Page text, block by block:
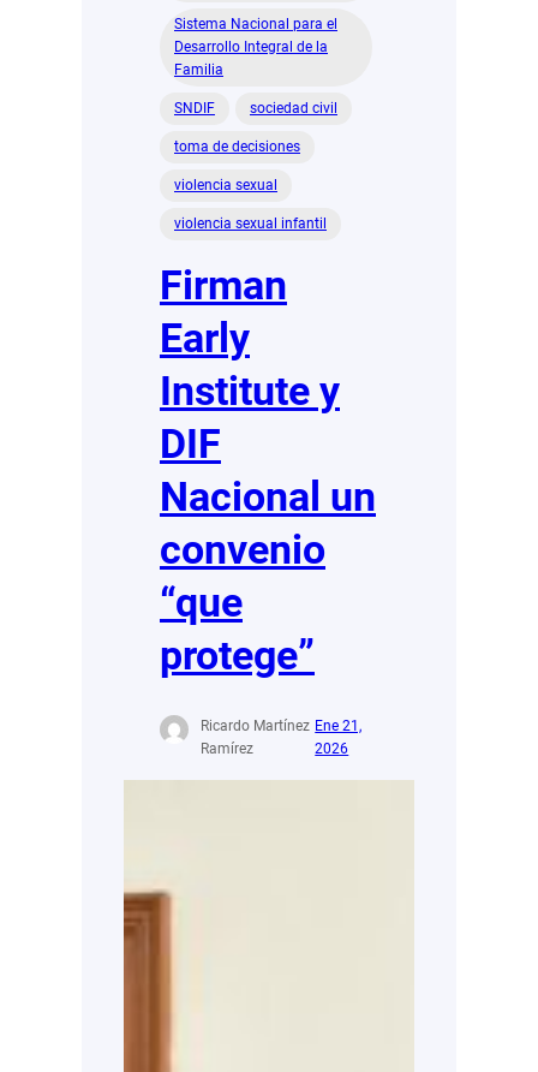
Sistema Nacional para el
Desarrollo Integral de la
Familia
SNDIF sociedad civil
toma de decisiones
violencia sexual
violencia sexual infantil
Firman
Early
Institute y
DIF
Nacional un
convenio
“que
protege”
Ricardo Martínez
Ramírez
Ene 21,
2026